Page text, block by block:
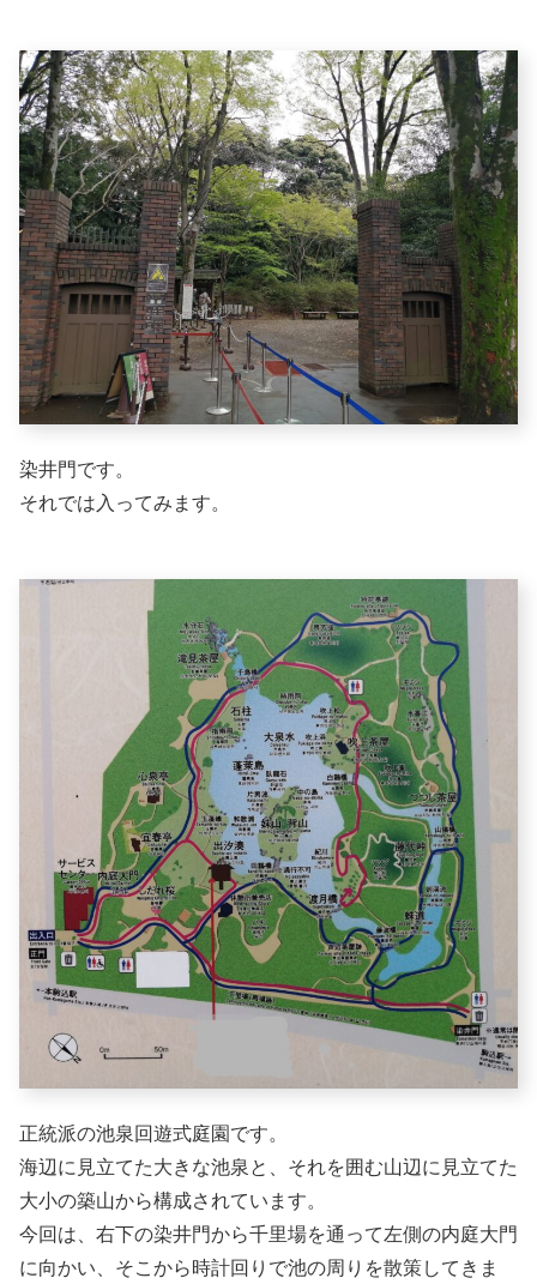
染井門です。
それでは入ってみます。
正統派の池泉回遊式庭園です。
海辺に見立てた大きな池泉と、それを囲む山辺に見立てた
大小の築山から構成されています。
今回は、右下の染井門から千里場を通って左側の内庭大門
に向かい、そこから時計回りで池の周りを散策してきま